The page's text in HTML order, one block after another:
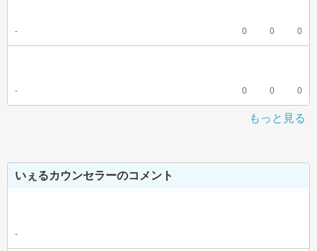
- 0 0 0
- 0 0 0
もっと見る
いぇるカウンセラーのコメント
-